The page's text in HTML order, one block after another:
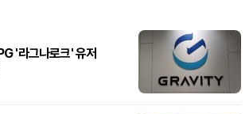
'라그나로크' 유저